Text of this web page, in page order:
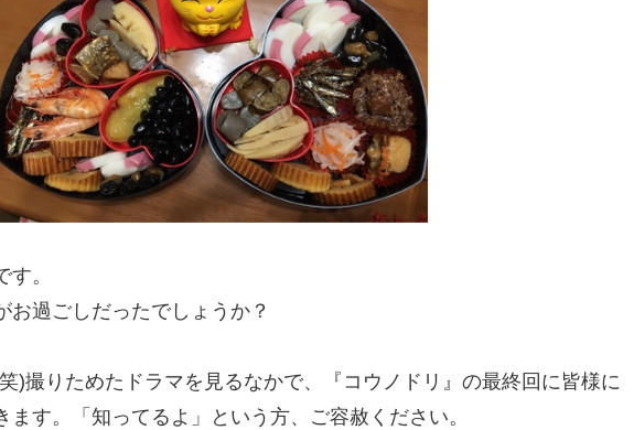
。
お過ごしだったでしょうか？
)撮りためたドラマを見るなかで、『コウノドリ』の最終回に皆様に
す。「知ってるよ」という方、ご容赦ください。